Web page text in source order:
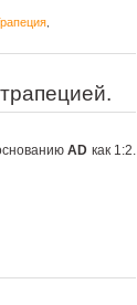
AD как 1:2.